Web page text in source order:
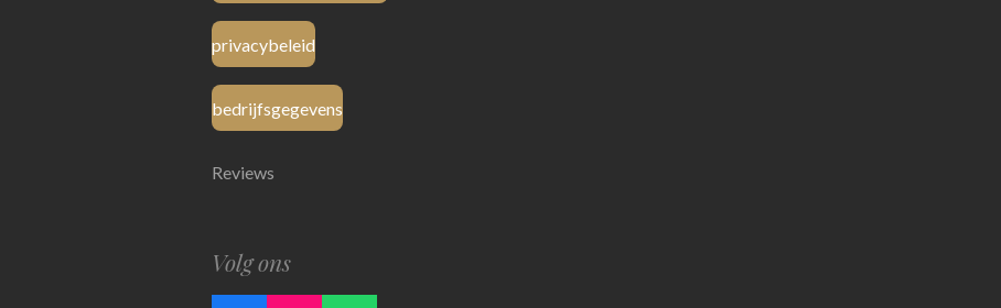
privacybeleid
bedrijfsgegevens
Reviews
Volg ons